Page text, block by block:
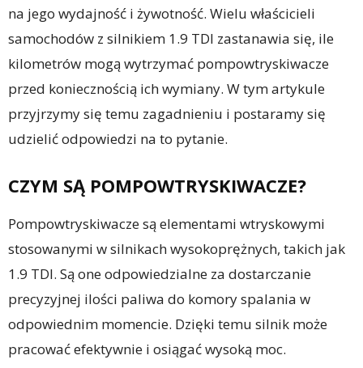
na jego wydajność i żywotność. Wielu właścicieli
samochodów z silnikiem 1.9 TDI zastanawia się, ile
kilometrów mogą wytrzymać pompowtryskiwacze
przed koniecznością ich wymiany. W tym artykule
przyjrzymy się temu zagadnieniu i postaramy się
udzielić odpowiedzi na to pytanie.
CZYM SĄ POMPOWTRYSKIWACZE?
Pompowtryskiwacze są elementami wtryskowymi
stosowanymi w silnikach wysokoprężnych, takich jak
1.9 TDI. Są one odpowiedzialne za dostarczanie
precyzyjnej ilości paliwa do komory spalania w
odpowiednim momencie. Dzięki temu silnik może
pracować efektywnie i osiągać wysoką moc.